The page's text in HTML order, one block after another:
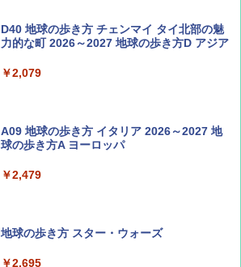
BE-PAL(ビ-パル) 2026年 9 月号【特別付録:
SOTO ミニマル"旅"財布 ランダム2種】
￥1,500
山と溪谷 2026年8月号「南アルプス大全」
Coyote No.89 特集 星野道夫 夢見る旅
￥1,540
D40 地球の歩き方 チェンマイ タイ北部の魅
力的な町 2026～2027 地球の歩き方D アジア
￥2,079
A09 地球の歩き方 イタリア 2026～2027 地
球の歩き方A ヨーロッパ
￥2,479
地球の歩き方 スター・ウォーズ
￥2,695